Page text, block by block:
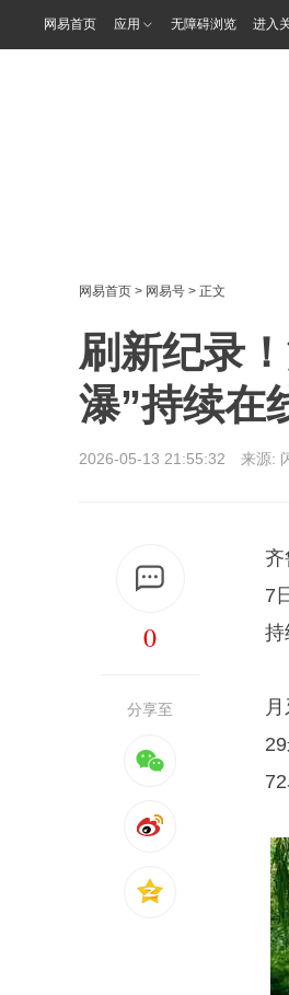
网易首页 应用 无障碍浏览 进入
网易首页 > 网易号 > 正文
刷新纪录
瀑”持续在
2026-05-13 21:55:32 来源:
0
分享至
7
持